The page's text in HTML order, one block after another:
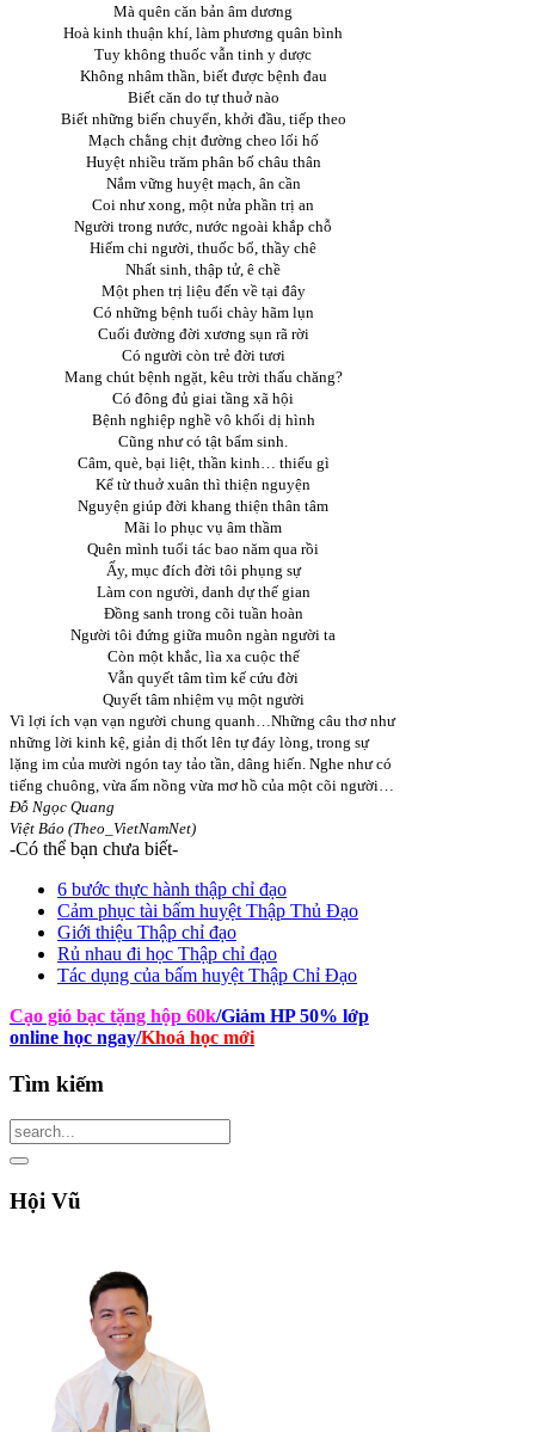
Mà quên căn bản âm dương
Hoà kinh thuận khí, làm phương quân bình
Tuy không thuốc vẫn tinh y dược
Không nhâm thần, biết được bệnh đau
Biết căn do tự thuở nào
Biết những biến chuyển, khởi đầu, tiếp theo
Mạch chằng chịt đường cheo lối hố
Huyệt nhiều trăm phân bố châu thân
Nắm vững huyệt mạch, ân cần
Coi như xong, một nửa phần trị an
Người trong nước, nước ngoài khắp chỗ
Hiếm chi người, thuốc bổ, thầy chê
Nhất sinh, thập tử, ê chề
Một phen trị liệu đến về tại đây
Có những bệnh tuổi chày hãm lụn
Cuối đường đời xương sụn rã rời
Có người còn trẻ đời tươi
Mang chút bệnh ngặt, kêu trời thấu chăng?
Có đông đủ giai tầng xã hội
Bệnh nghiệp nghề vô khối dị hình
Cũng như có tật bẩm sinh.
Câm, què, bại liệt, thần kinh… thiếu gì
Kể từ thuở xuân thì thiện nguyện
Nguyện giúp đời khang thiện thân tâm
Mãi lo phục vụ âm thầm
Quên mình tuổi tác bao năm qua rồi
Ấy, mục đích đời tôi phụng sự
Làm con người, danh dự thế gian
Đồng sanh trong cõi tuần hoàn
Người tôi đứng giữa muôn ngàn người ta
Còn một khắc, lìa xa cuộc thế
Vẫn quyết tâm tìm kế cứu đời
Quyết tâm nhiệm vụ một người
Vì lợi ích vạn vạn người chung quanh…Những câu thơ như
những lời kinh kệ, giản dị thốt lên tự đáy lòng, trong sự
lặng im của mười ngón tay tảo tần, dâng hiến. Nghe như có
tiếng chuông, vừa ấm nồng vừa mơ hồ của một cõi người…
Đỗ Ngọc Quang
Việt Báo (Theo_VietNamNet)
-Có thể bạn chưa biết-
6 bước thực hành thập chỉ đạo
Cảm phục tài bấm huyệt Thập Thủ Đạo
Giới thiệu Thập chỉ đạo
Rủ nhau đi học Thập chỉ đạo
Tác dụng của bấm huyệt Thập Chỉ Đạo
Cạo gió bạc tặng hộp 60k/Giảm HP 50% lớp
online học ngay/Khoá học mới
Tìm kiếm
Hội Vũ